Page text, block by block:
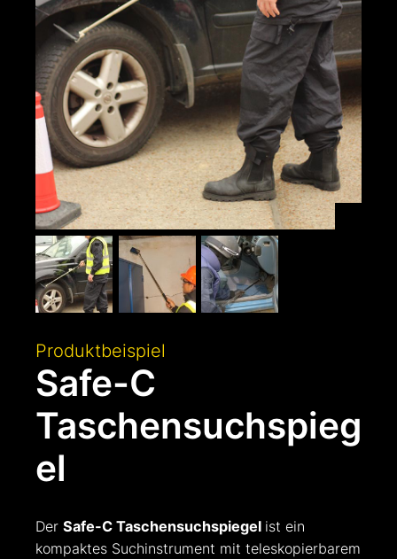
Produktbeispiel
Safe-C
Taschensuchspieg
el
Der Safe-C Taschensuchspiegel ist ein
kompaktes Suchinstrument mit teleskopierbarem